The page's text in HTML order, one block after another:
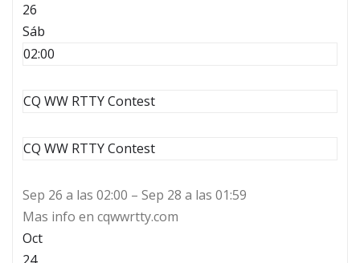
26
Sáb
02:00
CQ WW RTTY Contest
CQ WW RTTY Contest
Sep 26 a las 02:00 – Sep 28 a las 01:59
Mas info en cqwwrtty.com
Oct